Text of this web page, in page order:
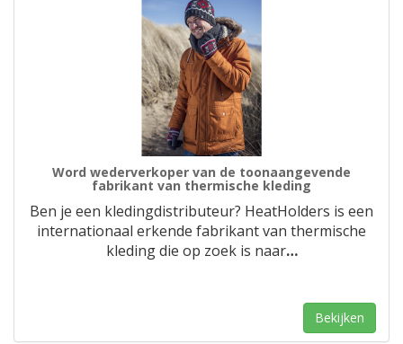
Word wederverkoper van de toonaangevende
fabrikant van thermische kleding
Ben je een kledingdistributeur? HeatHolders is een
internationaal erkende fabrikant van thermische
kleding die op zoek is naar…
Bekijken